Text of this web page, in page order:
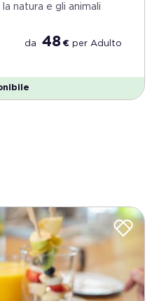
natura e gli animali
da 48 € per Adulto